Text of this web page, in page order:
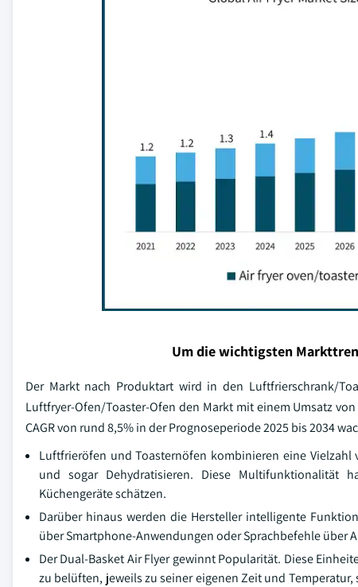
Um die wichtigsten
Der Markt nach Produktart wird in den Luftfrierschrank/
Luftfryer-Ofen/Toaster-Ofen den Markt mit einem Umsatz
CAGR von rund 8,5% in der Prognoseperiode 2025 bis 2034
Luftfrieröfen und Toasternöfen kombinieren eine
und sogar Dehydratisieren. Diese Multifunktionalität
Küchengeräte schätzen.
Darüber hinaus werden die Hersteller intelligente
über Smartphone-Anwendungen oder Sprachbefehle über
Der Dual-Basket Air Flyer gewinnt Popularität. Diese
zu belüften, jeweils zu seiner eigenen Zeit und